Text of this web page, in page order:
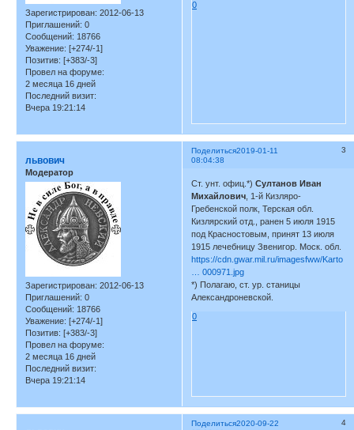
Зарегистрирован: 2012-06-13
Приглашений: 0
Сообщений: 18766
Уважение: [+274/-1]
Позитив: [+383/-3]
Провел на форуме:
2 месяца 16 дней
Последний визит:
Вчера 19:21:14
0
Поделиться 3
2019-01-11
08:04:38
львович
Модератор
Зарегистрирован: 2012-06-13
Приглашений: 0
Сообщений: 18766
Уважение: [+274/-1]
Позитив: [+383/-3]
Провел на форуме:
2 месяца 16 дней
Последний визит:
Вчера 19:21:14
Ст. унт. офиц.*)Султанов Иван
Михайлович , 1-й Кизляро-
Гребенской полк, Терская обл.
Кизлярский отд., ранен 5 июля 1915
под Красностовым, принят 13 июля
1915 лечебницу Звенигор. Моск. обл.
https://cdn.gwar.mil.ru/imagesfww/Karto
… 000971.jpg
*) Полагаю, ст. ур. cтаницы
Александроневской.
0
Поделиться 4
2020-09-22